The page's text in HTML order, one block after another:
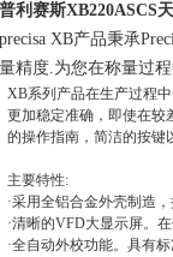
普利赛斯XB220ASCS
precisa XB产品秉承
量精度.为您在称量过
XB系列产品在生产过程
更加稳定准确，即使在较
的操作指南，简洁的按键
主要特性:
·采用全铝合金外壳制造
·清晰的VFD大显示屏。
·全自动外校功能。具有